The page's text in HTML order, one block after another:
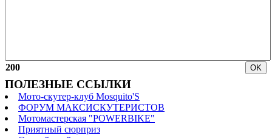
200
ПОЛЕЗНЫЕ ССЫЛКИ
Мото-скутер-клуб Mosquito'S
ФОРУМ МАКСИСКУТЕРИСТОВ
Мотомастерская "POWERBIKE"
Приятный сюрприз